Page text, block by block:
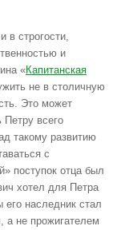
в строгости,
и
«Капитанская
не в столичную
Это может
всего
такому развитию
с
поступок отца был
хотел для Петра
наследник стал
не прожигателем